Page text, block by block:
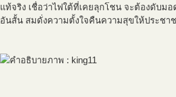
แท้จริง เชื่อว่าไฟใต้ที่เคยลุกโชน จะต้องดับมอ
อันสั้น สมดั่งความตั้งใจคืนความสุขให้ประชา